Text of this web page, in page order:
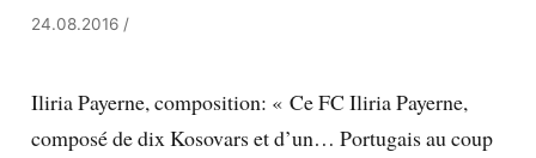
24.08.2016/
Iliria Payerne, composition: « Ce FC Iliria Payerne,
composé de dix Kosovars et d’un… Portugais au coup